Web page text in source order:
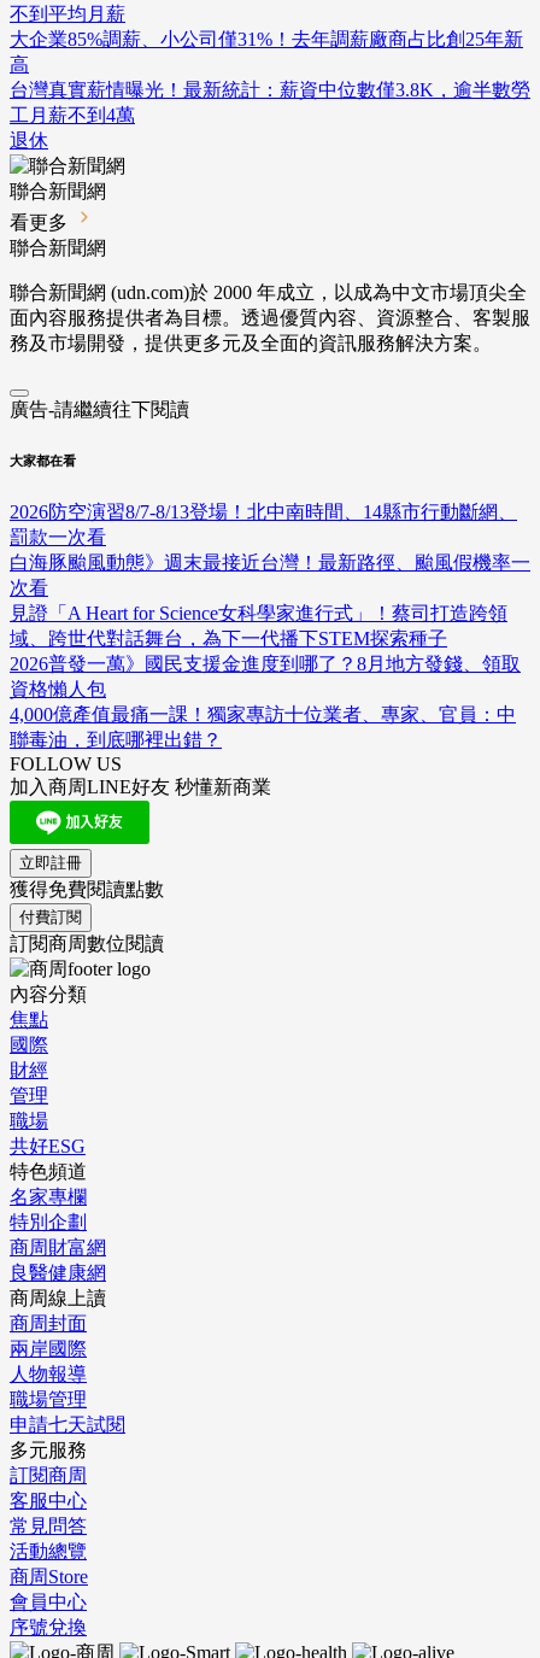
不到平均月薪
大企業85%調薪、小公司僅31%！去年調薪廠商占比創25年新
高
台灣真實薪情曝光！最新統計：薪資中位數僅3.8K，逾半數勞
工月薪不到4萬
退休
聯合新聞網
看更多
聯合新聞網
聯合新聞網 (udn.com)於 2000 年成立，以成為中文市場頂尖全
面內容服務提供者為目標。透過優質內容、資源整合、客製服
務及市場開發，提供更多元及全面的資訊服務解決方案。
廣告-請繼續往下閱讀
大家都在看
2026防空演習8/7-8/13登場！北中南時間、14縣市行動斷網、
罰款一次看
白海豚颱風動態》週末最接近台灣！最新路徑、颱風假機率一
次看
見證「A Heart for Science女科學家進行式」！蔡司打造跨領
域、跨世代對話舞台，為下一代播下STEM探索種子
2026普發一萬》國民支援金進度到哪了？8月地方發錢、領取
資格懶人包
4,000億產值最痛一課！獨家專訪十位業者、專家、官員：中
聯毒油，到底哪裡出錯？
FOLLOW US
加入商周LINE好友 秒懂新商業
立即註冊
獲得免費閱讀點數
付費訂閱
訂閱商周數位閱讀
內容分類
焦點
國際
財經
管理
職場
共好ESG
特色頻道
名家專欄
特別企劃
商周財富網
良醫健康網
商周線上讀
商周封面
兩岸國際
人物報導
職場管理
申請七天試閱
多元服務
訂閱商周
客服中心
常見問答
活動總覽
商周Store
會員中心
序號兌換